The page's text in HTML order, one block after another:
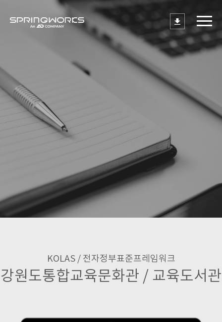
KOLAS / 전자정부표준프레임워크
강원도통합교육문화관 / 교육도서관